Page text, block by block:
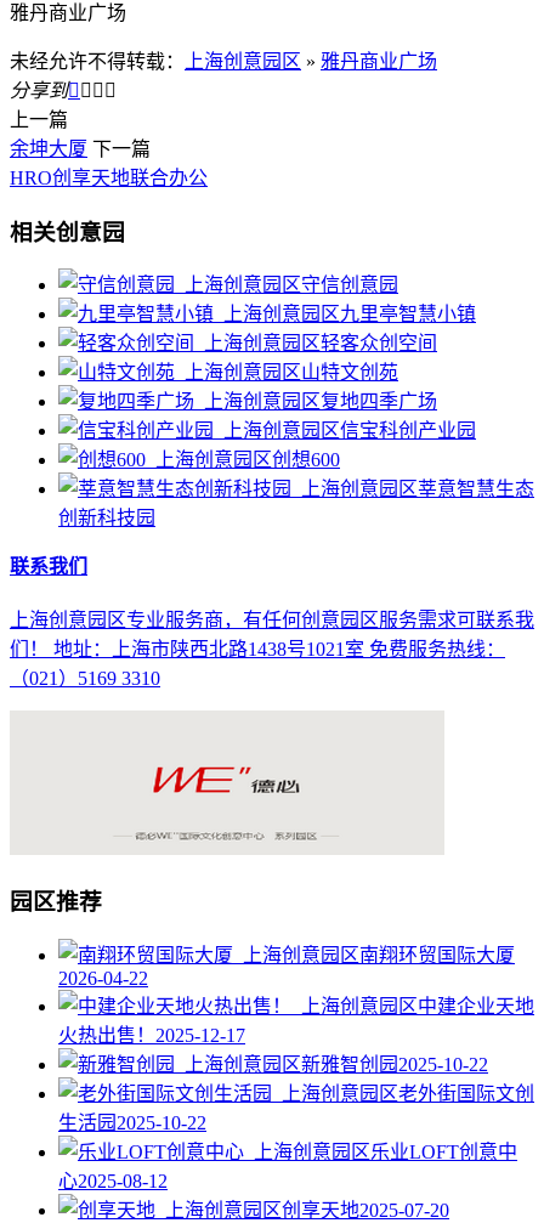
雅丹商业广场
未经允许不得转载： 上海创意园区 » 雅丹商业广场
分享到   
上一篇
余坤大厦 下一篇
HRO创享天地联合办公
相关创意园
守信创意园
九里亭智慧小镇
轻客众创空间
山特文创苑
复地四季广场
信宝科创产业园
创想600
莘意智慧生态
创新科技园
联系我们
上海创意园区专业服务商，有任何创意园区服务需求可联系我
们！ 地址：上海市陕西北路1438号1021室 免费服务热线：
（021）5169 3310
园区推荐
南翔环贸国际大厦
2026-04-22
中建企业天地
火热出售！ 2025-12-17
新雅智创园 2025-10-22
老外街国际文创
生活园 2025-10-22
乐业LOFT创意中
心2025-08-12
创享天地2025-07-20